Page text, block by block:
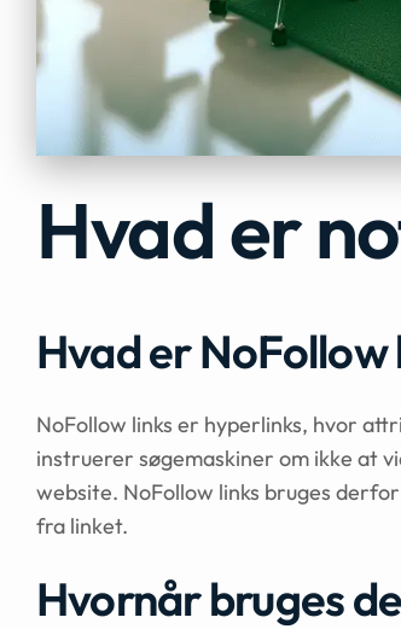
Hvad er
Hvad er NoFollow
NoFollow links er hyperlinks, hvor
instruerer søgemaskiner om ikke at
website. NoFollow links bruges
fra linket.
Hvornår bruges